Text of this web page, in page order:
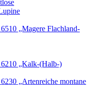
„Magere Flachland-
„Kalk-(Halb-)
„Artenreiche montane